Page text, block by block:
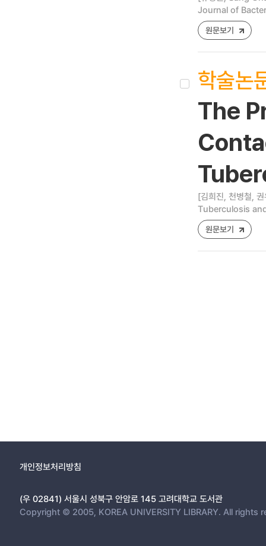
Journal of
원문보기
학술논
The
[김희진, 천병철,
Tuberculosis
원문보기
개인정보처리방침
(우 02841) 서울시 성북구 안암로 145 고려대학교 도서관
Copyright © 2005, KOREA UNIVERSITY LIBRARY. All rights